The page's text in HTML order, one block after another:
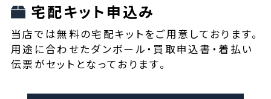
宅配キット申込み
当店では無料の宅配キットをご用意しております。
用途に合わせたダンボール・買取申込書・着払い
伝票がセットとなっております。